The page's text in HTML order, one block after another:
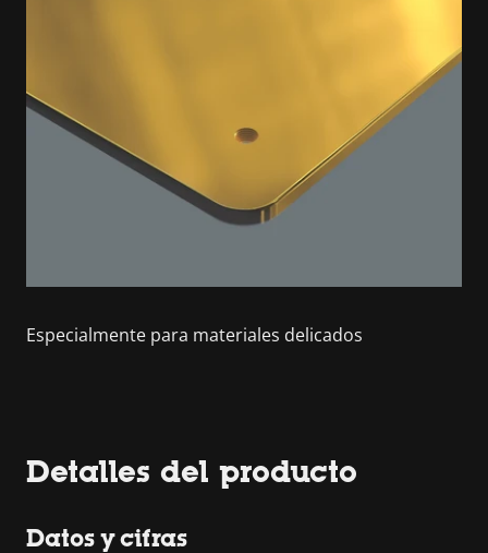
Especialmente para materiales delicados
Detalles del producto
Datos y cifras